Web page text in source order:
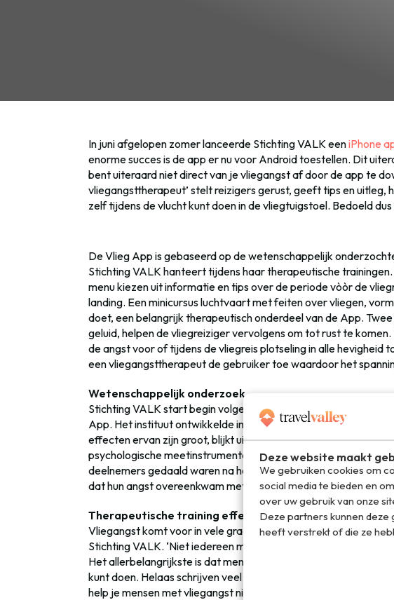
Deze website maakt
We gebruiken cookies om
social media te bieden en
over uw gebruik van onze
Deze partners kunnen
heeft verstrekt of die ze
In juni afgelopen zomer lanceerde Stichting VALK eeniPhone
enorme succes is de app er nu voor Android toestellen. Dit
bent uiteraard niet direct van je vliegangst af door de app te
vliegangsttherapeut’ stelt reizigers gerust, geeft tips en uitleg,
zelf tijdens de vlucht kunt doen in de vliegtuigstoel. Bedoeld
De Vlieg App is gebaseerd op de wetenschappelijk
Stichting VALK hanteert tijdens haar therapeutische
menu kiezen uit informatie en tips over de periode vòòr de
landing. Een minicursus luchtvaart met feiten over vliegen,
doet, een belangrijk therapeutisch onderdeel van de App.
geluid, helpen de vliegreiziger vervolgens om tot rust te
de angst voor of tijdens de vliegreis plotseling in alle hevigheid
een vliegangsttherapeut de gebruiker toe waardoor het
Wetenschappelijk onderzoek
Stichting VALK start begin volgend jaar een wetenschappelijk
App. Het instituut ontwikkelde in 2010 al twee vliegangst
effecten ervan zijn groot, blijkt uit eerder onderzoek
psychologische meetinstrumenten die vliegangst meten,
deelnemers gedaald waren na het zien van de zelfhulp dvd’s.
dat hun angst overeenkwam met die van mensen die niet aan
Therapeutische training effectiever dan pillen
Vliegangst komt voor in vele gradaties’, volgens dr. Lucas van
Stichting VALK. ‘Niet iedereen met vliegangst hoeft dus een
Het allerbelangrijkste is dat mensen hun angst onder ogen
kunt doen. Helaas schrijven veel huisartsen hun patiënten een
help je mensen met vliegangst niet effectief. Pillen slikken